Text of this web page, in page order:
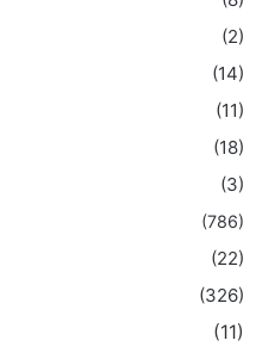
(2)
(14)
(11)
(18)
(3)
(786)
(22)
(326)
(11)